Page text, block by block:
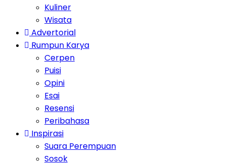
Kuliner
Wisata
Advertorial
Rumpun Karya
Cerpen
Puisi
Opini
Esai
Resensi
Peribahasa
Inspirasi
Suara Perempuan
Sosok